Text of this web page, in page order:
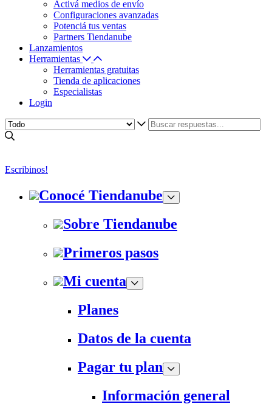
Activá medios de envío
Configuraciones avanzadas
Potenciá tus ventas
Partners Tiendanube
Lanzamientos
Herramientas
Herramientas gratuitas
Tienda de aplicaciones
Especialistas
Login
Escribinos!
Conocé Tiendanube
Sobre Tiendanube
Primeros pasos
Mi cuenta
Planes
Datos de la cuenta
Pagar tu plan
Información general